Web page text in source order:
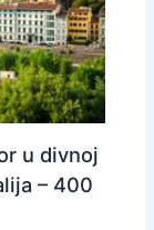
u divnoj
– 400